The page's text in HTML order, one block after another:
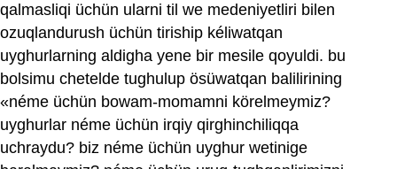
qalmasliqi üchün ularni til we medeniyetliri bilen
ozuqlandurush üchün tiriship kéliwatqan
uyghurlarning aldigha yene bir mesile qoyuldi. bu
bolsimu chetelde tughulup ösüwatqan balilirining
«néme üchün bowam-momamni körelmeymiz?
uyghurlar néme üchün irqiy qirghinchiliqqa
uchraydu? biz néme üchün uyghur wetinige